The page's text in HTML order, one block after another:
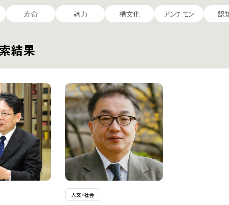
寿命 魅力 構文化 アンチモン
認
結果
人文・社会